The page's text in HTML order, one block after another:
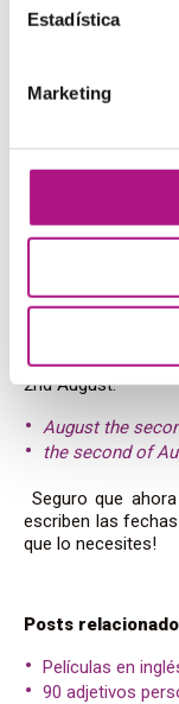
Estadística
Marketing
first
– 1st
– second – 2nd
–
fourth
– 5th
Leer las
Además de saber
siguiente paso
fechas en inglés.
2nd August:
August the
the second of
Seguro que
escriben las
que lo necesites!
Posts
Películas en
90 adjetivos